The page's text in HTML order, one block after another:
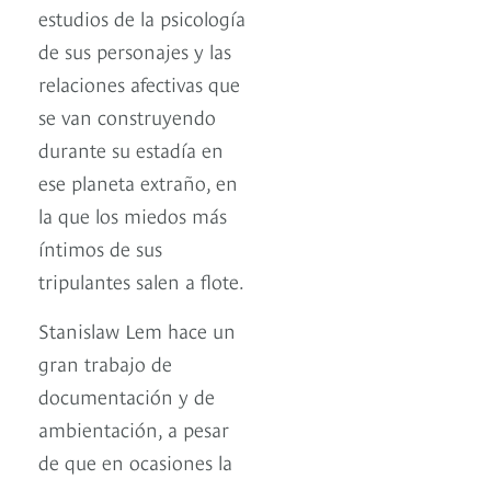
estudios de la psicología
de sus personajes y las
relaciones afectivas que
se van construyendo
durante su estadía en
ese planeta extraño, en
la que los miedos más
íntimos de sus
tripulantes salen a flote.
Stanislaw Lem hace un
gran trabajo de
documentación y de
ambientación, a pesar
de que en ocasiones la